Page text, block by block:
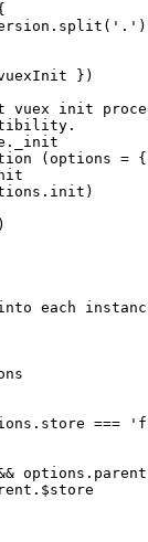
. split ( '.'
})
init
.
_init
( options =
init )
each
store ===
options. parent
. $store